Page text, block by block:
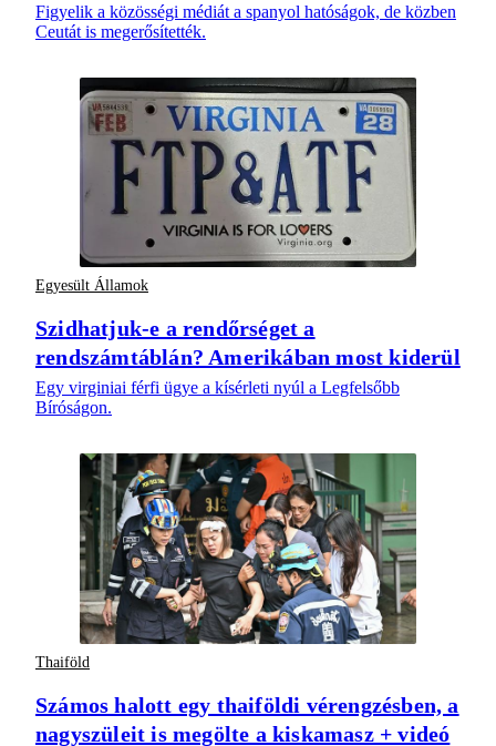
Figyelik a közösségi médiát a spanyol hatóságok, de közben
Ceutát is megerősítették.
Egyesült Államok
Szidhatjuk-e a rendőrséget a
rendszámtáblán? Amerikában most kiderül
Egy virginiai férfi ügye a kísérleti nyúl a Legfelsőbb
Bíróságon.
Thaiföld
Számos halott egy thaiföldi vérengzésben, a
nagyszüleit is megölte a kiskamasz + videó